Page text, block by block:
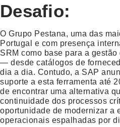
Desafio:
O Grupo Pestana, uma das
Portugal e com presença
SRM como base para a
— desde catálogos de
dia a dia. Contudo, a SAP
suporte a esta ferramenta até
de encontrar uma alternativa
continuidade dos processos
oportunidade de modernizar a
operacionais espalhadas por